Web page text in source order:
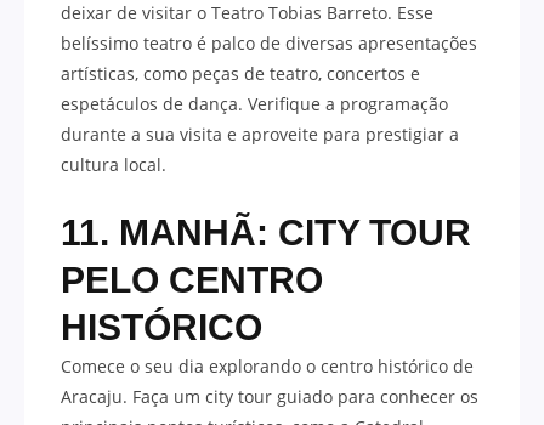
deixar de visitar o Teatro Tobias Barreto. Esse
belíssimo teatro é palco de diversas apresentações
artísticas, como peças de teatro, concertos e
espetáculos de dança. Verifique a programação
durante a sua visita e aproveite para prestigiar a
cultura local.
11. MANHÃ: CITY TOUR
PELO CENTRO
HISTÓRICO
Comece o seu dia explorando o centro histórico de
Aracaju. Faça um city tour guiado para conhecer os